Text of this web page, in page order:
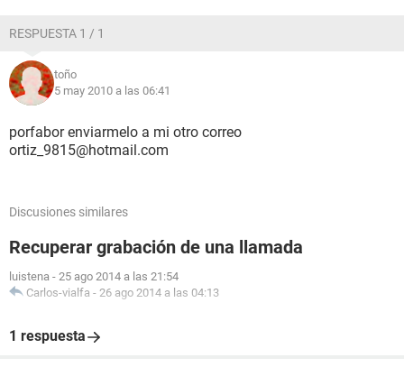
RESPUESTA 1 / 1
toño
5 may 2010 a las 06:41
porfabor enviarmelo a mi otro correo
ortiz_9815@hotmail.com
Discusiones similares
Recuperar grabación de una llamada
luistena - 25 ago 2014 a las 21:54
Carlos-vialfa - 26 ago 2014 a las 04:13
1 respuesta